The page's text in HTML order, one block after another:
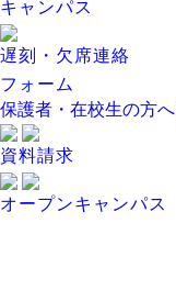
キャンパス
遅刻・欠席連絡
フォーム
保護者・在校生の方へ
資料請求
オープンキャンパス